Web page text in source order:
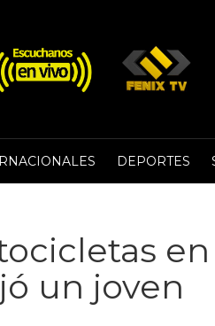
DEPORTES
en
un joven